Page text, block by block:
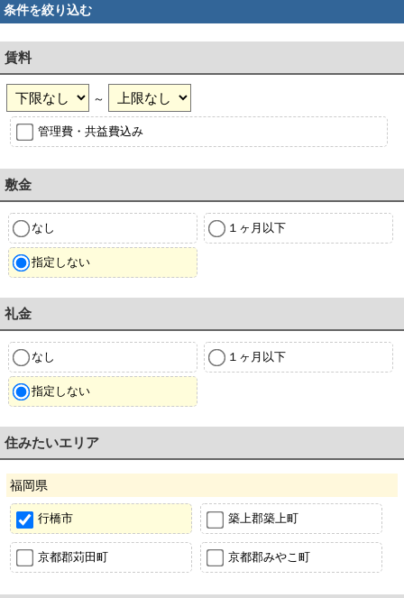
条件を絞り込む
賃料
～
管理費・共益費込み
敷金
なし １ヶ月以下
指定しない
礼金
なし １ヶ月以下
指定しない
住みたいエリア
福岡県
行橋市 築上郡築上町
京都郡苅田町 京都郡みやこ町